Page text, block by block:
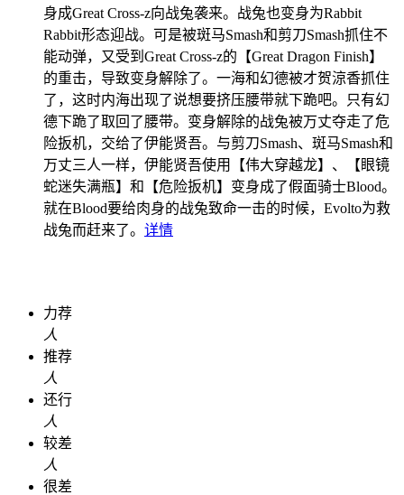
身成Great Cross-z向战兔袭来。战兔也变身为Rabbit
Rabbit形态迎战。可是被斑马Smash和剪刀Smash抓住不
能动弹，又受到Great Cross-z的【Great Dragon Finish】
的重击，导致变身解除了。一海和幻德被才贺涼香抓住
了，这时内海出现了说想要挤压腰带就下跪吧。只有幻
德下跪了取回了腰带。变身解除的战兔被万丈夺走了危
险扳机，交给了伊能贤吾。与剪刀Smash、斑马Smash和
万丈三人一样，伊能贤吾使用【伟大穿越龙】、【眼镜
蛇迷失满瓶】和【危险扳机】变身成了假面骑士Blood。
就在Blood要给肉身的战兔致命一击的时候，Evolto为救
战兔而赶来了。 详情
力荐
人
推荐
人
还行
人
较差
人
很差